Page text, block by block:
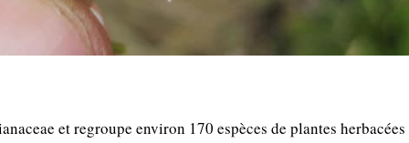
et regroupe environ 170 espèces de plantes herbacées